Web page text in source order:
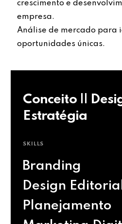
crescimento e
empresa.
Análise de mercado para
oportunidades únicas.
Conceito ||
Estratégia
SKILLS
Branding
Design Editorial
Planejamento